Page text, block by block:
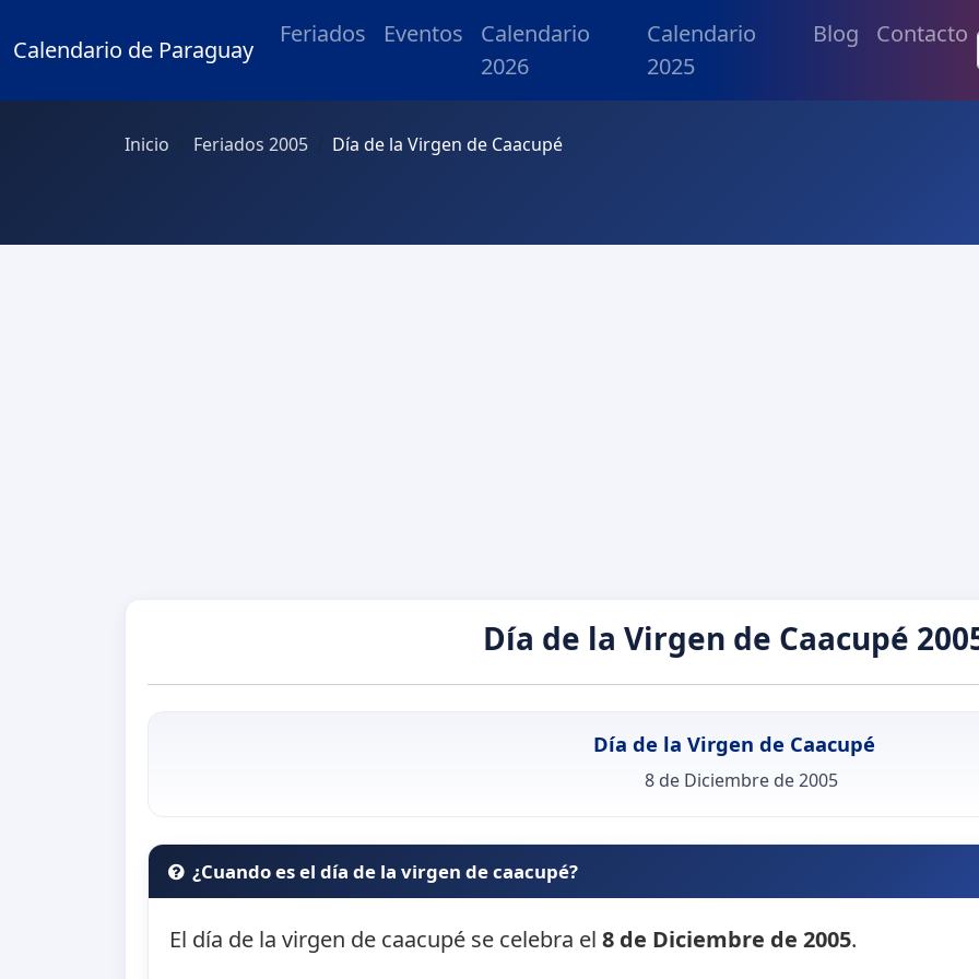
Calendario de Paraguay
Feriados Eventos
Calendario
2026
Calendario
2025
Blog Contacto
Inicio Feriados 2005 Día de la Virgen de Caacupé
Día de la Virgen de Caacupé
Día de la Virgen de Caacupé
8 de Diciembre de 2005
¿Cuando es el día de la virgen de caacupé?
El día de la virgen de caacupé se celebra el8 de Diciembre de 2005.